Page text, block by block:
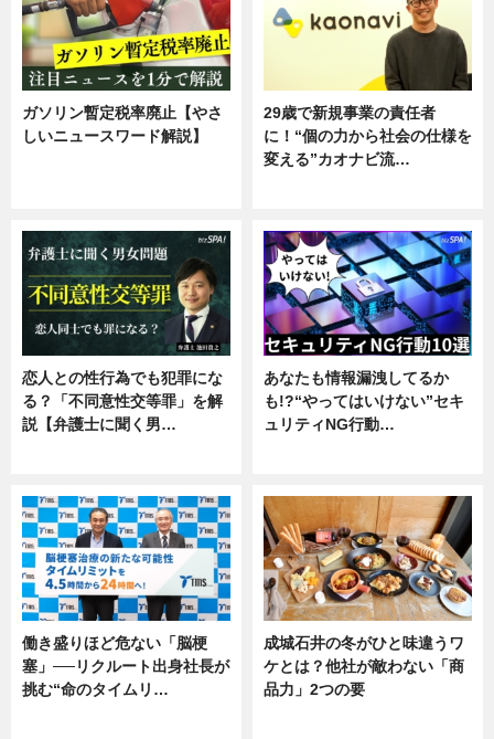
ガソリン暫定税率廃止【やさ
しいニュースワード解説】
29歳で新規事業の責任者
に！“個の力から社会の仕様を
変える”カオナビ流…
恋人との性行為でも犯罪にな
る？「不同意性交等罪」を解
説【弁護士に聞く男…
あなたも情報漏洩してるか
も!?“やってはいけない”セキ
ュリティNG行動…
働き盛りほど危ない「脳梗
塞」──リクルート出身社長が
挑む“命のタイムリ…
成城石井の冬がひと味違うワ
ケとは？他社が敵わない「商
品力」2つの要